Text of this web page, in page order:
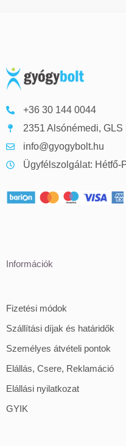
+36 30 144 0044
2351 Alsónémedi, GLS
info@gyogybolt.hu
Ügyfélszolgálat: Hétfő-
Információk
Fizetési módok
Szállítási díjak és határidők
Személyes átvételi pontok
Elállás, Csere, Reklamáció
Elállási nyilatkozat
GYIK